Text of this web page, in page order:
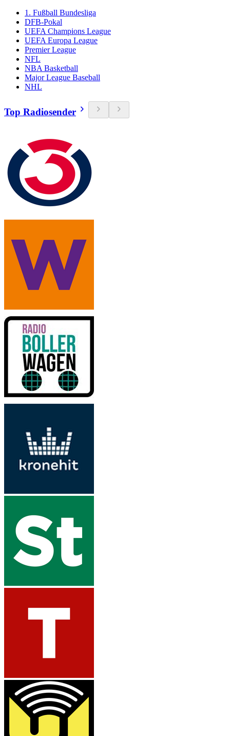
1. Fußball Bundesliga
DFB-Pokal
UEFA Champions League
UEFA Europa League
Premier League
NFL
NBA Basketball
Major League Baseball
NHL
Top Radiosender